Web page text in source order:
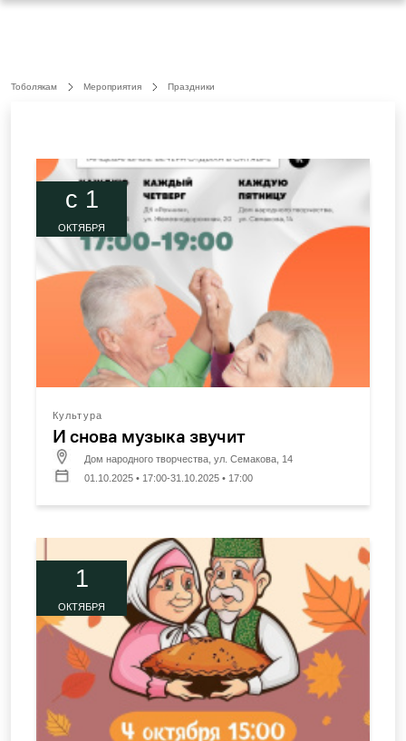
Тоболякам Мероприятия Праздники
c 1
ОКТЯБРЯ
Культура
И снова музыка звучит
Дом народного творчества, ул. Семакова, 14
01.10.2025 • 17:00-31.10.2025 • 17:00
1
ОКТЯБРЯ